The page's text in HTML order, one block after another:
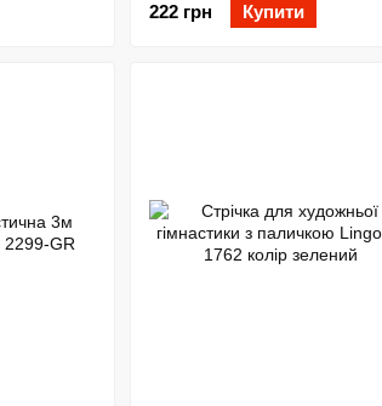
222 грн Купити